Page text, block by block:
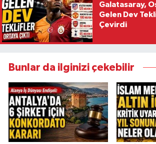
Galatasaray,
Gelen Dev
Çevirdi
Bunlar da ilginizi çekebilir